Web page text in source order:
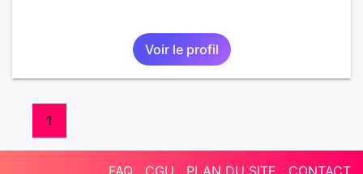
Voir le profil
1
FAQ CGU PLAN DU SITE CONTACT